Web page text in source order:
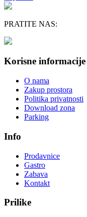
PRATITE NAS:
Korisne informacije
O nama
Zakup prostora
Politika privatnosti
Download zona
Parking
Info
Prodavnice
Gastro
Zabava
Kontakt
Prilike